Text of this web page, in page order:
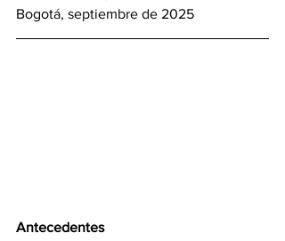
Bogotá, septiembre de 2025
Antecedentes